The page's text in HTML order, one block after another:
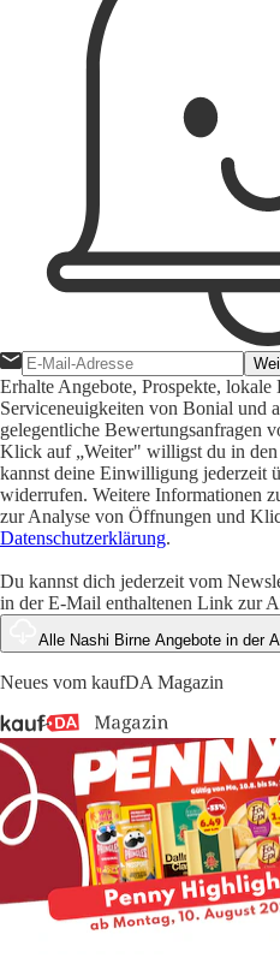
Erhalte Angebote, Prospekte, lokale
Serviceneuigkeiten von Bonial und
gelegentliche Bewertungsanfragen
Klick auf „Weiter" willigst du in
kannst deine Einwilligung jederzeit
widerrufen. Weitere Informationen
zur Analyse von Öffnungen und
Datenschutzerklärung.
Du kannst dich jederzeit vom
in der E-Mail enthaltenen Link zur
Alle Nashi Birne Angebote in der
Neues vom kaufDA Magazin